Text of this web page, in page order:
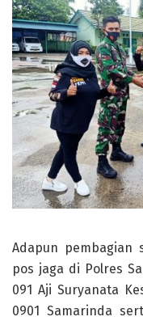
Adapun pembagian
pos jaga di Polres
091 Aji Suryanata
0901 Samarinda